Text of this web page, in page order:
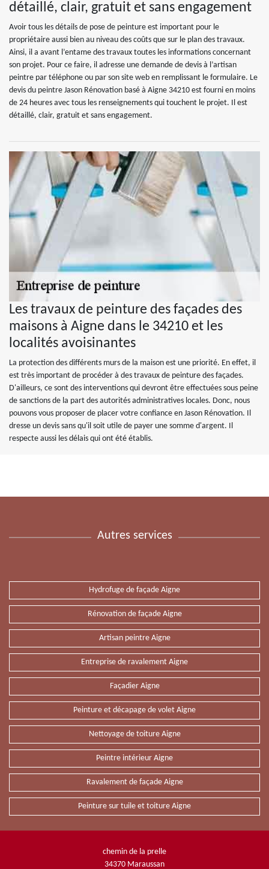
détaillé, clair, gratuit et sans engagement
Avoir tous les détails de pose de peinture est important pour le
propriétaire aussi bien au niveau des coûts que sur le plan des travaux.
Ainsi, il a avant l’entame des travaux toutes les informations concernant
son projet. Pour ce faire, il adresse une demande de devis à l’artisan
peintre par téléphone ou par son site web en remplissant le formulaire. Le
devis du peintre Jason Rénovation basé à Aigne 34210 est fourni en moins
de 24 heures avec tous les renseignements qui touchent le projet. Il est
détaillé, clair, gratuit et sans engagement.
Les travaux de peinture des façades des
maisons à Aigne dans le 34210 et les
localités avoisinantes
La protection des différents murs de la maison est une priorité. En effet, il
est très important de procéder à des travaux de peinture des façades.
D'ailleurs, ce sont des interventions qui devront être effectuées sous peine
de sanctions de la part des autorités administratives locales. Donc, nous
pouvons vous proposer de placer votre confiance en Jason Rénovation. Il
dresse un devis sans qu'il soit utile de payer une somme d'argent. Il
respecte aussi les délais qui ont été établis.
Autres services
Hydrofuge de façade Aigne
Rénovation de façade Aigne
Artisan peintre Aigne
Entreprise de ravalement Aigne
Façadier Aigne
Peinture et décapage de volet Aigne
Nettoyage de toiture Aigne
Peintre intérieur Aigne
Ravalement de façade Aigne
Peinture sur tuile et toiture Aigne
chemin de la prelle
34370 Maraussan